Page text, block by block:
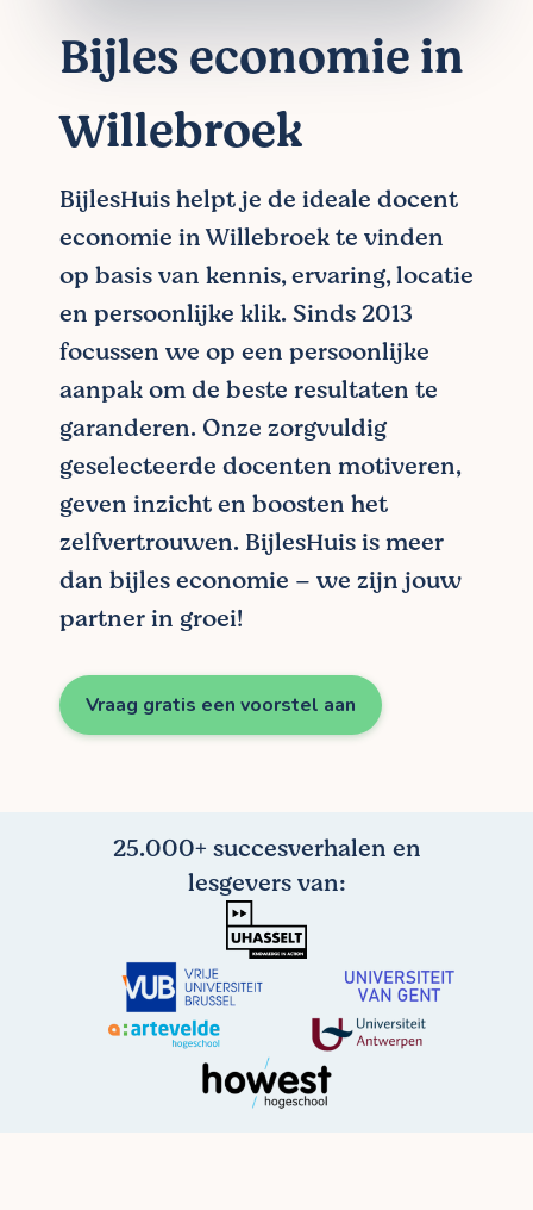
Bijles economie in
Willebroek
BijlesHuis helpt je de ideale docent
economie in Willebroek te vinden
op basis van kennis, ervaring, locatie
en persoonlijke klik. Sinds 2013
focussen we op een persoonlijke
aanpak om de beste resultaten te
garanderen. Onze zorgvuldig
geselecteerde docenten motiveren,
geven inzicht en boosten het
zelfvertrouwen. BijlesHuis is meer
dan bijles economie – we zijn jouw
partner in groei!
Vraag gratis een voorstel aan
25.000+ succesverhalen en
lesgevers van: